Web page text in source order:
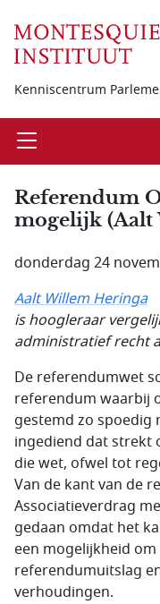
Kenniscentrum
Open
Referendum
mogelijk (Aalt
donderdag 24
Aalt Willem Heringa
is hoogleraar
administratief recht
De referendumwet
referendum waarbij
gestemd zo
ingediend dat strekt
die wet, ofwel tot
Van de kant van de
Associatieverdrag
gedaan omdat het
een mogelijkheid
referendumuitslag
verhoudingen.